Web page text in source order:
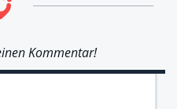
Kommentar!